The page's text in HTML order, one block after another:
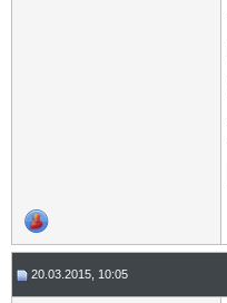
20.03.2015, 10:05